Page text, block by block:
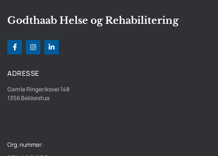
Godthaab Helse og Rehabilitering
ADRESSE
Gamle Ringeriksvei 148
1356Bekkestua
Org. nummer: